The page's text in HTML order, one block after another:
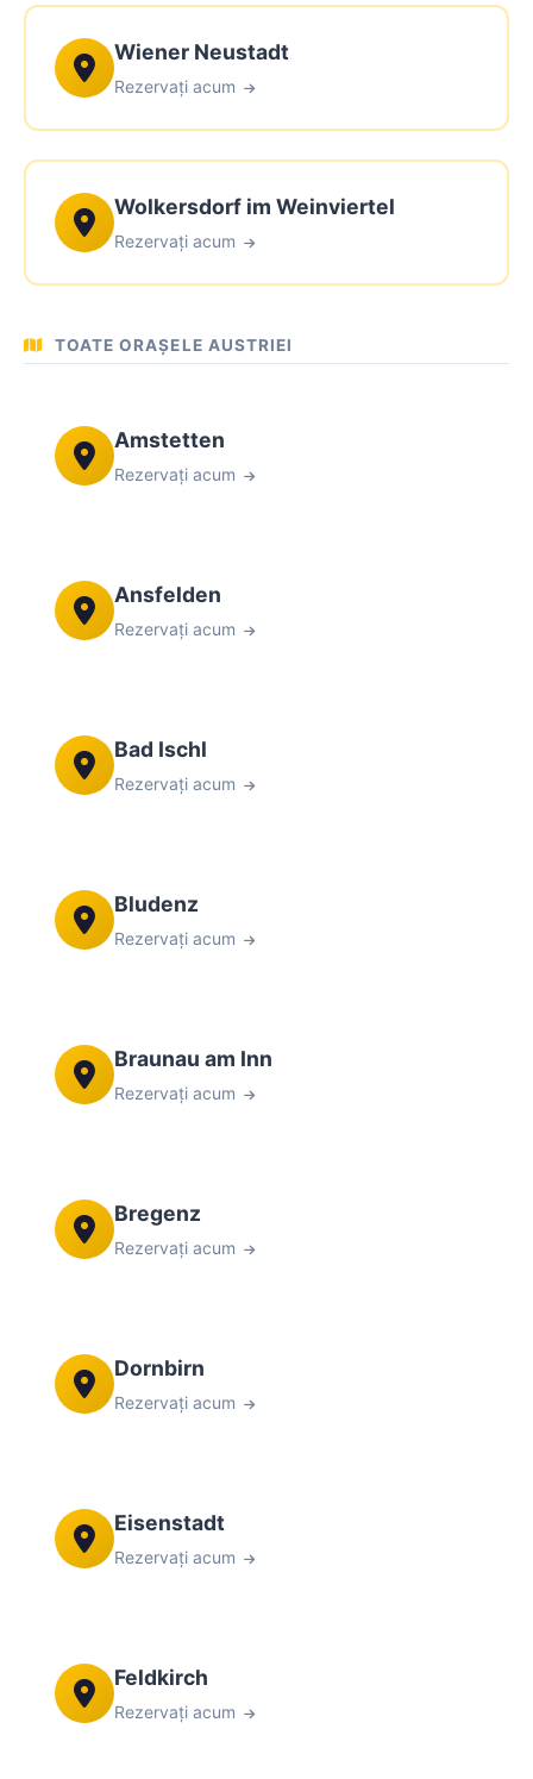
Wiener Neustadt
Rezervați acum
Wolkersdorf im Weinviertel
Rezervați acum
TOATE ORAȘELE AUSTRIEI
Amstetten
Rezervați acum
Ansfelden
Rezervați acum
Bad Ischl
Rezervați acum
Bludenz
Rezervați acum
Braunau am Inn
Rezervați acum
Bregenz
Rezervați acum
Dornbirn
Rezervați acum
Eisenstadt
Rezervați acum
Feldkirch
Rezervați acum